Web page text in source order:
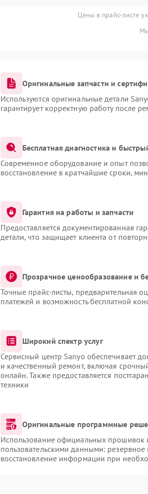
Цены в прайс-листе
Оригинальные запчасти и
Используются оригинальные детали
гарантирует корректную работу после
Бесплатная диагностика и
Современное оборудование и опыт
восстановление в кратчайшие сроки,
Гарантия на работы и запчасти
Предоставляется документированная
детали, что защищает клиента от
Прозрачное ценообразование и
Точные прайс-листы, предварительная
платежей и возможность бесплатной
Широкий спектр услуг
Сервисный центр Sanyo обеспечивает
и качественный ремонт, включая
онлайн. Также предоставляется
техники
Оригинальные программные
Использование официальных прошивок
пользовательскими данными:
восстановление информации при